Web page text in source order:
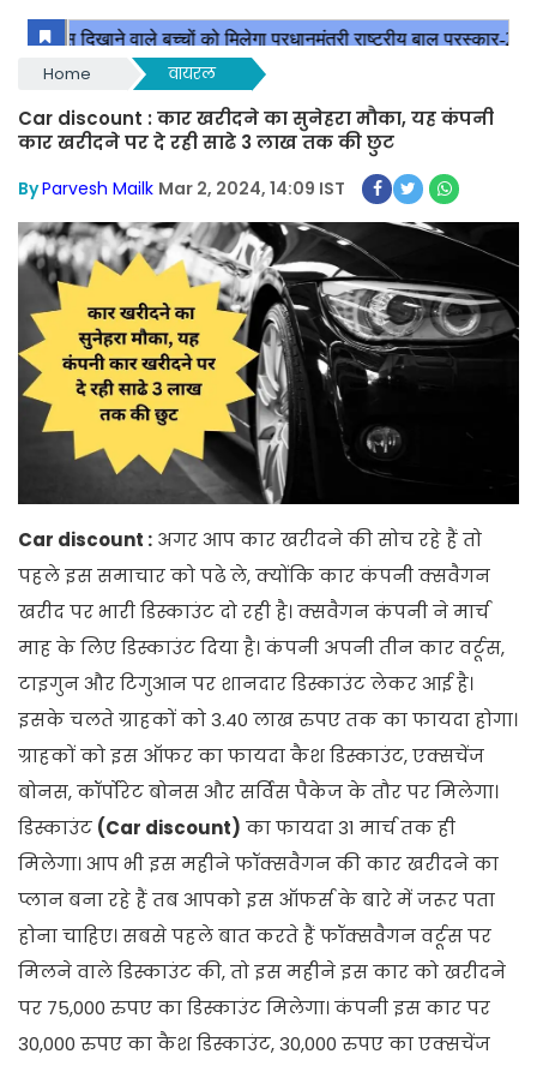
Home वायरल
Car discount : कार खरीदने का सुनेहरा मौका, यह कंपनी
कार खरीदने पर दे रही साढे 3 लाख तक की छुट
ByParvesh Mailk Mar 2, 2024, 14:09 IST
Car discount : अगर आप कार खरीदने की सोच रहे हैं तो
पहले इस समाचार को पढे ले, क्योंकि कार कंपनी क्सवैगन
खरीद पर भारी डिस्काउंट दो रही है। क्सवैगन कंपनी ने मार्च
माह के लिए डिस्काउंट दिया है। कंपनी अपनी तीन कार वर्टूस,
टाइगुन और टिगुआन पर शानदार डिस्काउंट लेकर आई है।
इसके चलते ग्राहकों को 3.40 लाख रुपए तक का फायदा होगा।
ग्राहकों को इस ऑफर का फायदा कैश डिस्काउंट, एक्सचेंज
बोनस, कॉर्पोरेट बोनस और सर्विस पैकेज के तौर पर मिलेगा।
डिस्काउंट (Car discount) का फायदा 31 मार्च तक ही
मिलेगा। आप भी इस महीने फॉक्सवैगन की कार खरीदने का
प्लान बना रहे हैं तब आपको इस ऑफर्स के बारे में जरूर पता
होना चाहिए। सबसे पहले बात करते हैं फॉक्सवैगन वर्टूस पर
मिलने वाले डिस्काउंट की, तो इस महीने इस कार को खरीदने
पर 75,000 रुपए का डिस्काउंट मिलेगा। कंपनी इस कार पर
30,000 रुपए का कैश डिस्काउंट, 30,000 रुपए का एक्सचेंज